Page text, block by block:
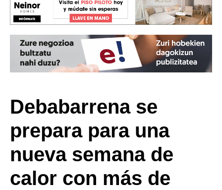
Debabarrena se
prepara para una
nueva semana de
calor con más de